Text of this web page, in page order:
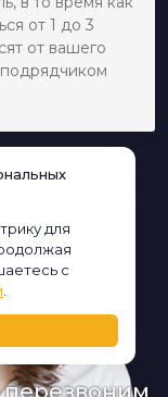
от 1 до 3
от вашего
подрядчиком
перезвоним
для
с